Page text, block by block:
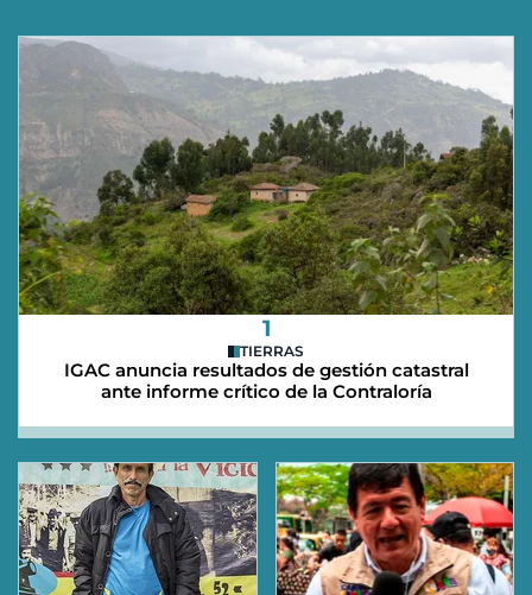
1
TIERRAS
IGAC anuncia resultados de gestión catastral
ante informe crítico de la Contraloría